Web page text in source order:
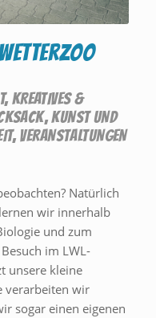
, KREATIVES &
,KUNST UND
, VERANSTALTUNGEN
Natürlich
wir innerhalb
und zum
im LWL-
unsere kleine
verarbeiten wir
sogar einen eigenen